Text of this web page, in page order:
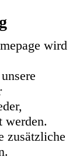
wird
werden.
zusätzliche